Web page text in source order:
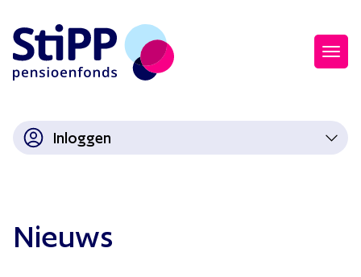
Inloggen
Nieuws